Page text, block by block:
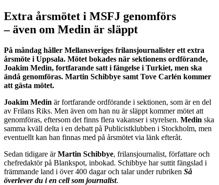
Extra årsmötet i MSFJ genomförs
– även om Medin är släppt
På måndag håller Mellansveriges frilansjournalister ett extra
årsmöte i Uppsala. Mötet bokades när sektionens ordförande,
Joakim Medin, fortfarande satt i fängelse i Turkiet, men ska
ändå genomföras. Martin Schibbye samt Tove Carlén kommer
att gästa mötet.
Joakim Medin är fortfarande ordförande i sektionen, som är en del
av Frilans Riks. Men även om han nu är släppt kommer mötet att
genomföras, eftersom det finns flera vakanser i styrelsen. Medin ska
samma kväll delta i en debatt på Publicistklubben i Stockholm, men
eventuellt kan han finnas med på årsmötet via länk efteråt.
Sedan tidigare ärMartin Schibbye, frilansjournalist, författare och
chefredaktör på Blankspot, inbokad. Schibbye har suttit fängslad i
främmande land i över 400 dagar och talar under rubriken Så
överlever du i en cell som journalist.